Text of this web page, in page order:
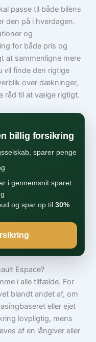
passe til både bilens
den på i hverdagen.
og
for både pris og
at sammenligne mere
vil finde den rigtige
over dækninger,
råd til at vælge rigtigt.
billig forsikring
sparer penge
i gennemsnit sparet
og spar op til 30%.
Espace?
i alle tilfælde. For
blandt andet af, om
eller ejet
lovpligtig, mens
af en långiver eller